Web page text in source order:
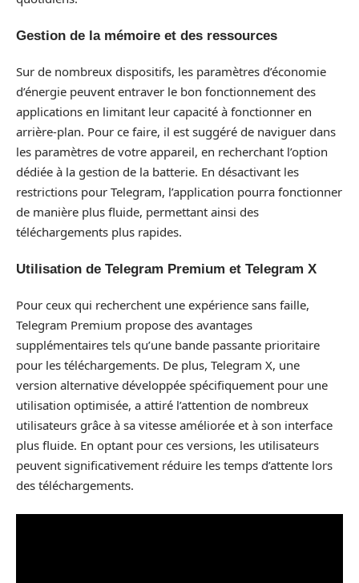
Gestion de la mémoire et des ressources
Sur de nombreux dispositifs, les paramètres d’économie
d’énergie peuvent entraver le bon fonctionnement des
applications en limitant leur capacité à fonctionner en
arrière-plan. Pour ce faire, il est suggéré de naviguer dans
les paramètres de votre appareil, en recherchant l’option
dédiée à la gestion de la batterie. En désactivant les
restrictions pour Telegram, l’application pourra fonctionner
de manière plus fluide, permettant ainsi des
téléchargements plus rapides.
Utilisation de Telegram Premium et Telegram X
Pour ceux qui recherchent une expérience sans faille,
Telegram Premium propose des avantages
supplémentaires tels qu’une bande passante prioritaire
pour les téléchargements. De plus, Telegram X, une
version alternative développée spécifiquement pour une
utilisation optimisée, a attiré l’attention de nombreux
utilisateurs grâce à sa vitesse améliorée et à son interface
plus fluide. En optant pour ces versions, les utilisateurs
peuvent significativement réduire les temps d’attente lors
des téléchargements.